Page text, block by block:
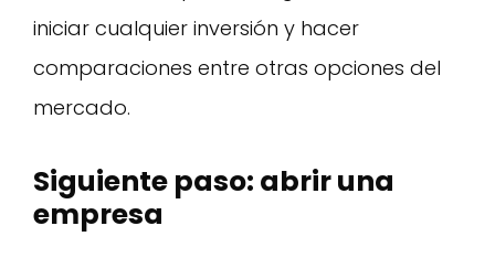
iniciar cualquier inversión y hacer
comparaciones entre otras opciones del
mercado.
Siguiente paso: abrir una
empresa